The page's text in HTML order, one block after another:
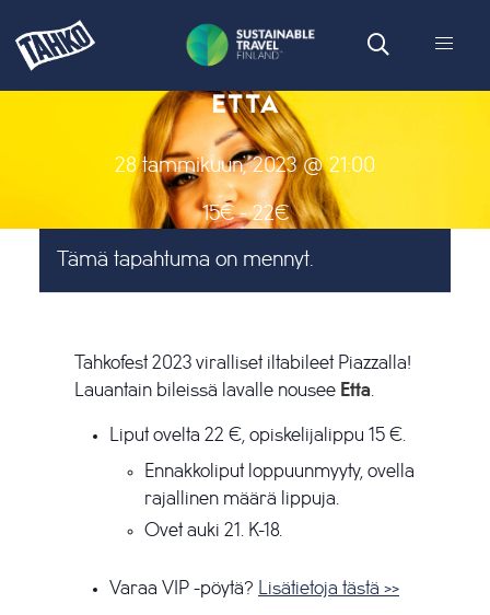
ETTA
28 tammikuun, 2023 @ 21:00
15€ - 22€
Tämä tapahtuma on mennyt.
Tahkofest 2023 viralliset iltabileet Piazzalla!
Lauantain bileissä lavalle nousee Etta
Liput ovelta 22 €, opiskelijalippu 15 €.
Ennakkoliput loppuunmyyty, ovella
rajallinen määrä lippuja.
Ovet auki 21. K-18.
Varaa VIP -pöytä? Lisätietoja tästä >>